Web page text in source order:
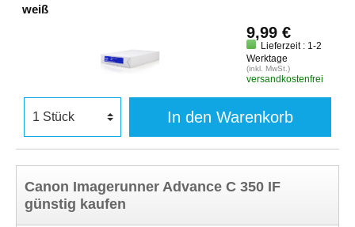
weiß
9,99 €
Lieferzeit : 1-2
Werktage
(inkl. MwSt.)
versandkostenfrei
In den Warenkorb
Canon Imagerunner Advance C 350 IF
günstig kaufen